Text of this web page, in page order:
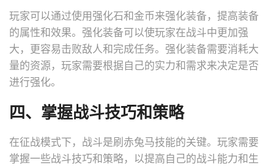
玩家可以通过使用强化石和金币来强化装备，提高装备
的属性和效果。强化装备可以使玩家在战斗中更加强
大，更容易击败敌人和完成任务。强化装备需要消耗大
量的资源，玩家需要根据自己的实力和需求来决定是否
进行强化。
四、掌握战斗技巧和策略
在征战模式下，战斗是刷赤兔马技能的关键。玩家需要
掌握一些战斗技巧和策略，以提高自己的战斗能力和生